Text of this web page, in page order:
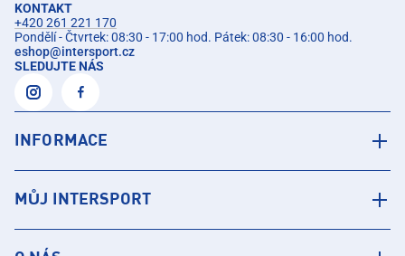
KONTAKT
+420 261 221 170
Pondělí - Čtvrtek: 08:30 - 17:00 hod. Pátek: 08:30 - 16:00 hod.
eshop@intersport.cz
SLEDUJTE NÁS
INFORMACE
MŮJ INTERSPORT